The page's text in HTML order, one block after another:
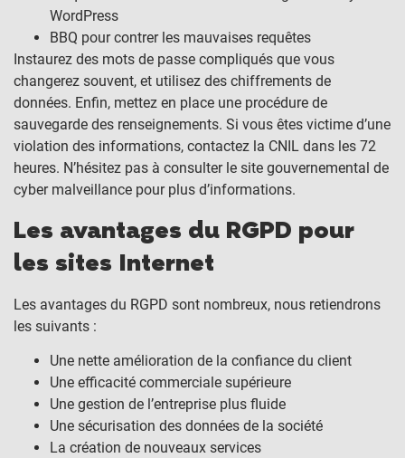
WordPress
BBQ pour contrer les mauvaises requêtes
Instaurez des mots de passe compliqués que vous
changerez souvent, et utilisez des chiffrements de
données. Enfin, mettez en place une procédure de
sauvegarde des renseignements. Si vous êtes victime d’une
violation des informations, contactez la CNIL dans les 72
heures. N’hésitez pas à consulter le site gouvernemental de
cyber malveillance pour plus d’informations.
Les avantages du RGPD pour
les sites Internet
Les avantages du RGPD sont nombreux, nous retiendrons
les suivants :
Une nette amélioration de la confiance du client
Une efficacité commerciale supérieure
Une gestion de l’entreprise plus fluide
Une sécurisation des données de la société
La création de nouveaux services